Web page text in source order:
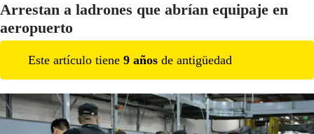
Arrestan a ladrones que abrían equipaje en
aeropuerto
Este artículo tiene 9 años de antigüedad